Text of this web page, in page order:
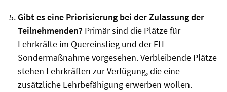
Gibt es eine Priorisierung bei der Zulassung der
Teilnehmenden? Primär sind die Plätze für
Lehrkräfte im Quereinstieg und der FH-
Sondermaßnahme vorgesehen. Verbleibende Plätze
stehen Lehrkräften zur Verfügung, die eine
zusätzliche Lehrbefähigung erwerben wollen.